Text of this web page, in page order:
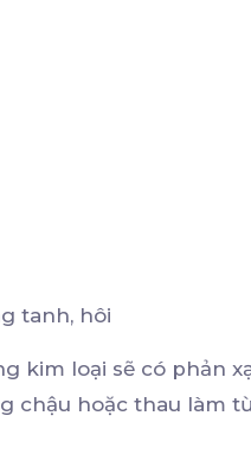
tanh, hôi
kim loại sẽ có phản
chậu hoặc thau làm